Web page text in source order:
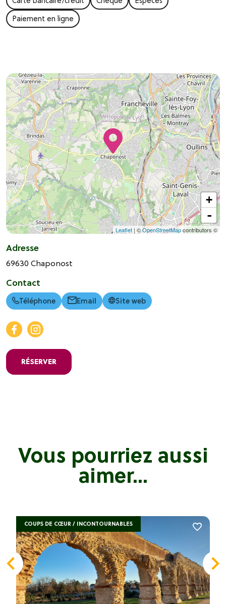
Paiement en ligne
+
-
Leaflet| ©OpenStreetMapcontributors ©
Adresse
69630Chaponost
Contact
Téléphone Email Site web
RÉSERVER
Vous pourriez aussi
aimer...
COUPS DE CŒUR / INCONTOURNABLES